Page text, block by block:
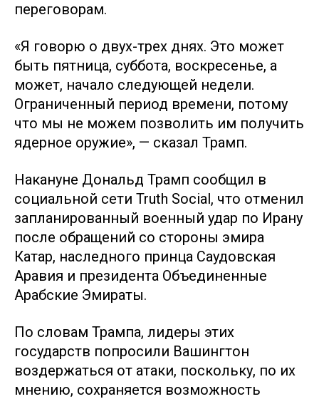
переговорам.
«Я говорю о двух-трех днях. Это может
быть пятница, суббота, воскресенье, а
может, начало следующей недели.
Ограниченный период времени, потому
что мы не можем позволить им получить
ядерное оружие», — сказал Трамп.
Накануне Дональд Трамп сообщил в
социальной сети Truth Social, что отменил
запланированный военный удар по Ирану
после обращений со стороны эмира
Катар, наследного принца Саудовская
Аравия и президента Объединенные
Арабские Эмираты.
По словам Трампа, лидеры этих
государств попросили Вашингтон
воздержаться от атаки, поскольку, по их
мнению, сохраняется возможность